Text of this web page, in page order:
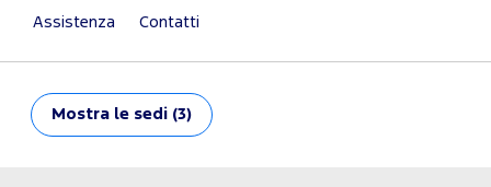
Assistenza Contatti
Mostra le sedi (3)